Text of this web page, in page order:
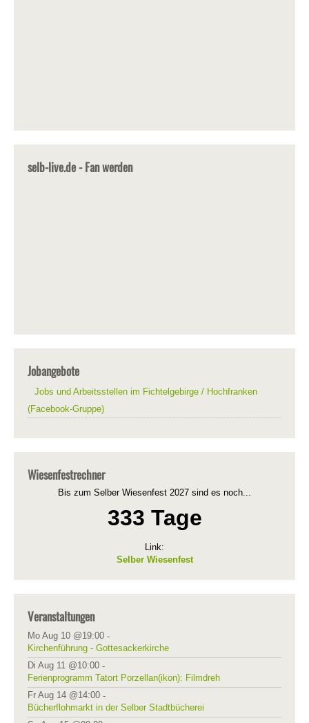
selb-live.de - Fan werden
Jobangebote
Jobs und Arbeitsstellen im Fichtelgebirge / Hochfranken
(Facebook-Gruppe)
Wiesenfestrechner
Bis zum Selber Wiesenfest 2027 sind es noch...
333 Tage
Link:
Selber Wiesenfest
Veranstaltungen
Mo Aug 10 @19:00 -
Kirchenführung - Gottesackerkirche
Di Aug 11 @10:00 -
Ferienprogramm Tatort Porzellan(ikon): Filmdreh
Fr Aug 14 @14:00 -
Bücherflohmarkt in der Selber Stadtbücherei